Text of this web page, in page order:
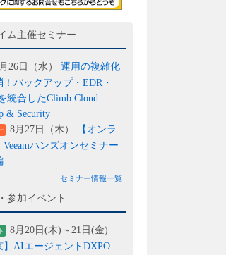
ム主催セミナー
26日（水） 運用の複雑化
！バックアップ・EDR・
統合したClimb Cloud
& Security
8月27日（木）
【オンラ
Veeamハンズオンセミナー
セミナー情報一覧
参加イベント
8月20日(木)～21日(金)
】AIエージェントDXPO